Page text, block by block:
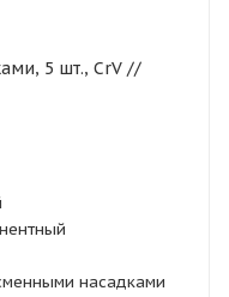
5 шт., CrV //
насадками